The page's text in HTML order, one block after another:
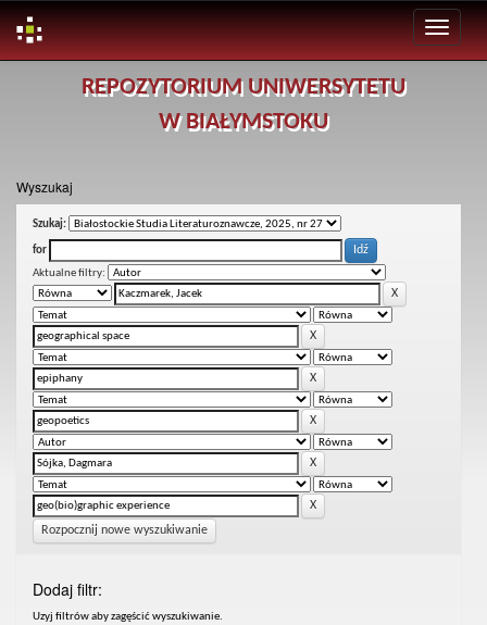
REPOZYTORIUM UNIWERSYTETU
W BIAŁYMSTOKU
Wyszukaj
Szukaj:
for
Aktualne filtry:
Rozpocznij nowe wyszukiwanie
Dodaj filtr:
Uzyj filtrów aby zagęścić wyszukiwanie.